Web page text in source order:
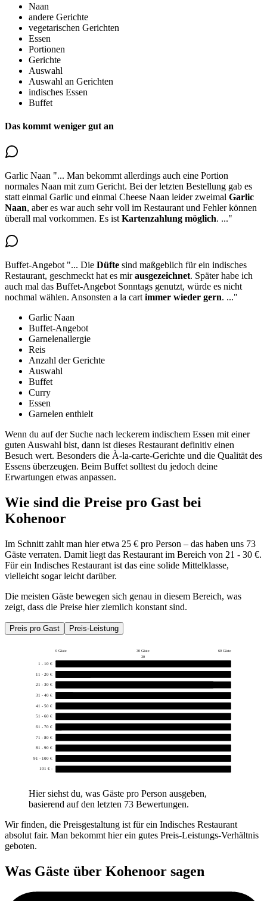
Naan
andere Gerichte
vegetarischen Gerichten
Essen
Portionen
Gerichte
Auswahl
Auswahl an Gerichten
indisches Essen
Buffet
Das kommt weniger gut an
Garlic Naan "... Man bekommt allerdings auch eine Portion
normales Naan mit zum Gericht. Bei der letzten Bestellung gab es
statt einmal Garlic und einmal Cheese Naan leider zweimal Garlic
Naan, aber es war auch sehr voll im Restaurant und Fehler können
überall mal vorkommen. Es istKartenzahlung möglich. ..."
Buffet-Angebot "... Die Düfte sind maßgeblich für ein indisches
Restaurant, geschmeckt hat es mirausgezeichnet. Später habe ich
auch mal das Buffet-Angebot Sonntags genutzt, würde es nicht
nochmal wählen. Ansonsten a la cartimmer wieder gern. ..."
Garlic Naan
Buffet-Angebot
Garnelenallergie
Reis
Anzahl der Gerichte
Auswahl
Buffet
Curry
Essen
Garnelen enthielt
Wenn du auf der Suche nach leckerem indischem Essen mit einer
guten Auswahl bist, dann ist dieses Restaurant definitiv einen
Besuch wert. Besonders die À-la-carte-Gerichte und die Qualität des
Essens überzeugen. Beim Buffet solltest du jedoch deine
Erwartungen etwas anpassen.
Wie sind die Preise pro Gast bei
Kohenoor
Im Schnitt zahlt man hier etwa 25 € pro Person – das haben uns 73
Gäste verraten. Damit liegt das Restaurant im Bereich von 21 - 30 €.
Für ein Indisches Restaurant ist das eine solide Mittelklasse,
vielleicht sogar leicht darüber.
Die meisten Gäste bewegen sich genau in diesem Bereich, was
zeigt, dass die Preise hier ziemlich konstant sind.
Preis pro Gast Preis-Leistung
0 Gäste 30 Gäste
60 Gäste
30
1 - 10 €
11 - 20 €
21 - 30 €
31 - 40 €
41 - 50 €
51 - 60 €
61 - 70 €
71 - 80 €
81 - 90 €
91 - 100 €
101 € -
Hier siehst du, was Gäste pro Person ausgeben,
basierend auf den letzten 73 Bewertungen.
Wir finden, die Preisgestaltung ist für ein Indisches Restaurant
absolut fair. Man bekommt hier ein gutes Preis-Leistungs-Verhältnis
geboten.
Was Gäste über Kohenoor sagen